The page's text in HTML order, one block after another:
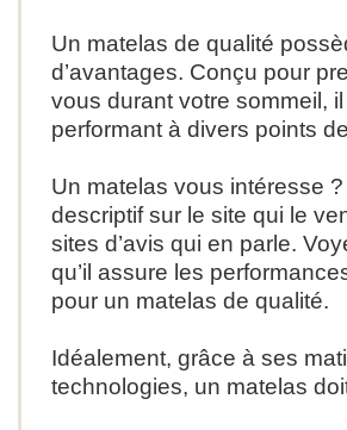
Un matelas de qualité
d’avantages. Conçu pour
vous durant votre sommeil,
performant à divers points
Un matelas vous intéresse
descriptif sur le site qui le
sites d’avis qui en parle.
qu’il assure les
pour un matelas de qualité.
Idéalement, grâce à ses
technologies, un matelas